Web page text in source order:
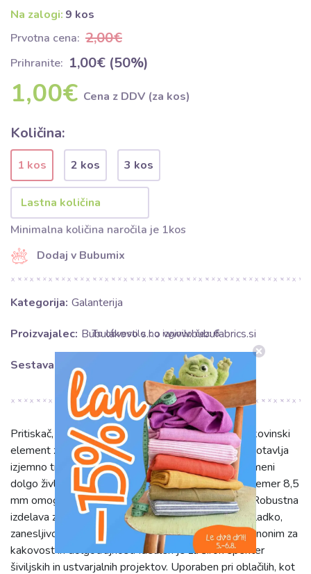
Na zalogi: 9 kos
Prvotna cena: 2,00€
Prihranite: 1,00€ (50%)
1,00€ Cena z DDV (za kos)
Količina:
1 kos 2 kos 3 kos
Minimalna količina naročila je 1kos
Dodaj v Bubumix
Kategorija: Galanterija
Proizvajalec: Bubulákovo s.r.o www.bubufabrics.si
Sestava: 100% METAL
Pritiskač, našivni METAL 8,5 mm silver je vrhunski kovinski
element za zapenjanje. Izdelan iz 100% kovine, zagotavlja
izjemno trpežnost in odpornost proti obrabi, kar pomeni
dolgo življenjsko dobo. Njegova srebrna barva in premer 8,5
mm omogočata diskretno, a elegantno integracijo. Robustna
izdelava zagotavlja stabilno in varno pritrditev ter gladko,
zanesljivo delovanje brez zatikanja. Ta pritiskač je sinonim za
kakovost in dolgotrajnost. Idealen je za širok spekter
šiviljskih in ustvarjalnih projektov. Uporaben pri oblačilih, kot
To obvestilo bo izginilo čez:5